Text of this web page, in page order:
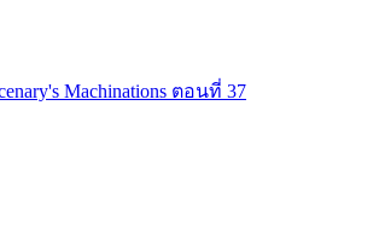
Machinations ตอนที่ 37